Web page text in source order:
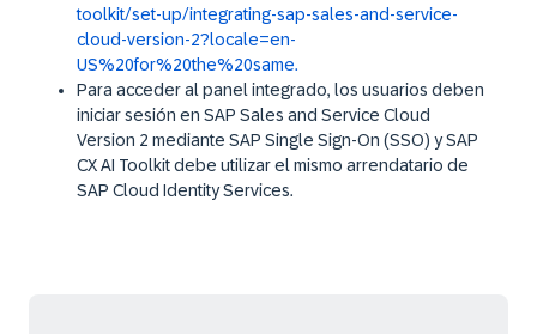
toolkit/set-up/integrating-sap-sales-and-service-
cloud-version-2?locale=en-
US%20for%20the%20same.
Para acceder al panel integrado, los usuarios deben
iniciar sesión en SAP Sales and Service Cloud
Version 2 mediante SAP Single Sign-On (SSO) y SAP
CX AI Toolkit debe utilizar el mismo arrendatario de
SAP Cloud Identity Services.